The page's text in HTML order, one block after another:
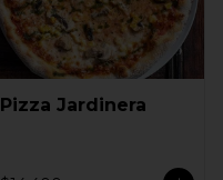
Pizza Jardinera